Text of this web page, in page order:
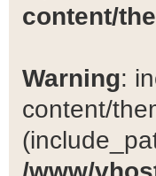
content/
Warning:
content/